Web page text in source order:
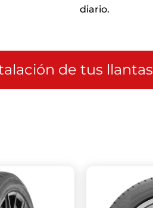
diario.
de tus llantas